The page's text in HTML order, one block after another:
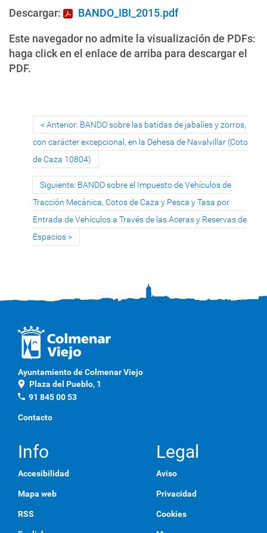
Descargar: BANDO_IBI_2015.pdf
Este navegador no admite la visualización de PDFs:
haga click en el enlace de arriba para descargar el
PDF.
Anterior: BANDO sobre las batidas de jabalíes y zorros,
con carácter excepcional, en la Dehesa de Navalvillar (Coto
de Caza 10804)
Siguiente: BANDO sobre el Impuesto de Vehículos de
Tracción Mecánica, Cotos de Caza y Pesca y Tasa por
Entrada de Vehículos a Través de las Aceras y Reservas de
Espacios
Ayuntamiento de Colmenar Viejo
location_on Plaza del Pueblo, 1
phone 91 845 00 53
Contacto
Info
Accesibilidad
Mapa web
RSS
Legal
Aviso
Privacidad
Cookies